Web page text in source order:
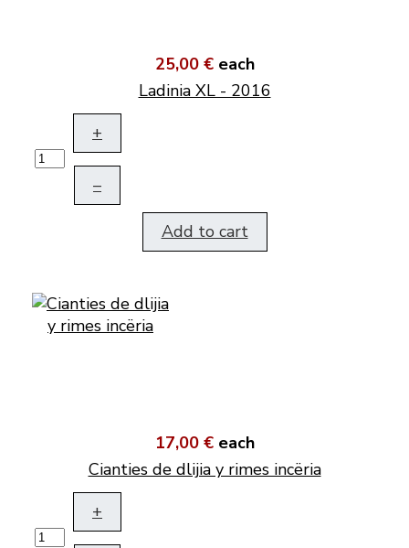
25,00 € each
Ladinia XL - 2016
+
–
Add to cart
17,00 € each
Cianties de dlijia y rimes incëria
+